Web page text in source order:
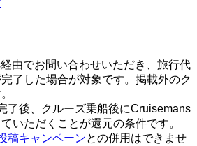
由でお問い合わせいただき、旅行代
了した場合が対象です。掲載外のク
了後、クルーズ乗船後にCruisemans
いただくことが還元の条件です。
稿キャンペーンとの併用はできませ